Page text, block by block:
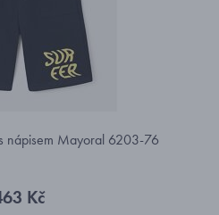
nápisem Mayoral 6203-76
Kč